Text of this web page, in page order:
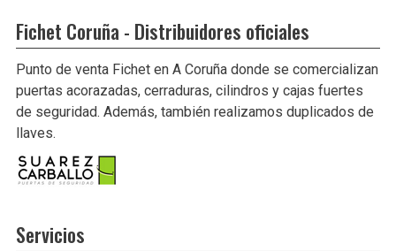
Fichet Coruña - Distribuidores oficiales
Punto de venta Fichet en A Coruña donde se comercializan
puertas acorazadas, cerraduras, cilindros y cajas fuertes
de seguridad. Además, también realizamos duplicados de
llaves.
Servicios